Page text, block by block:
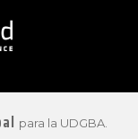
para la UDGBA.